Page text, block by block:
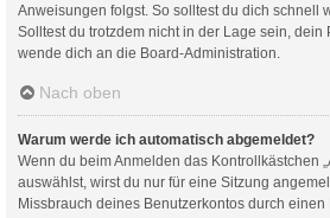
Anweisungen folgst. So solltest du dich schnell
Solltest du trotzdem nicht in der Lage sein, dein
wende dich an die Board-Administration.
Nach oben
Warum werde ich automatisch abgemeldet?
Wenn du beim Anmelden das Kontrollkästchen
auswählst, wirst du nur für eine Sitzung
Missbrauch deines Benutzerkontos durch